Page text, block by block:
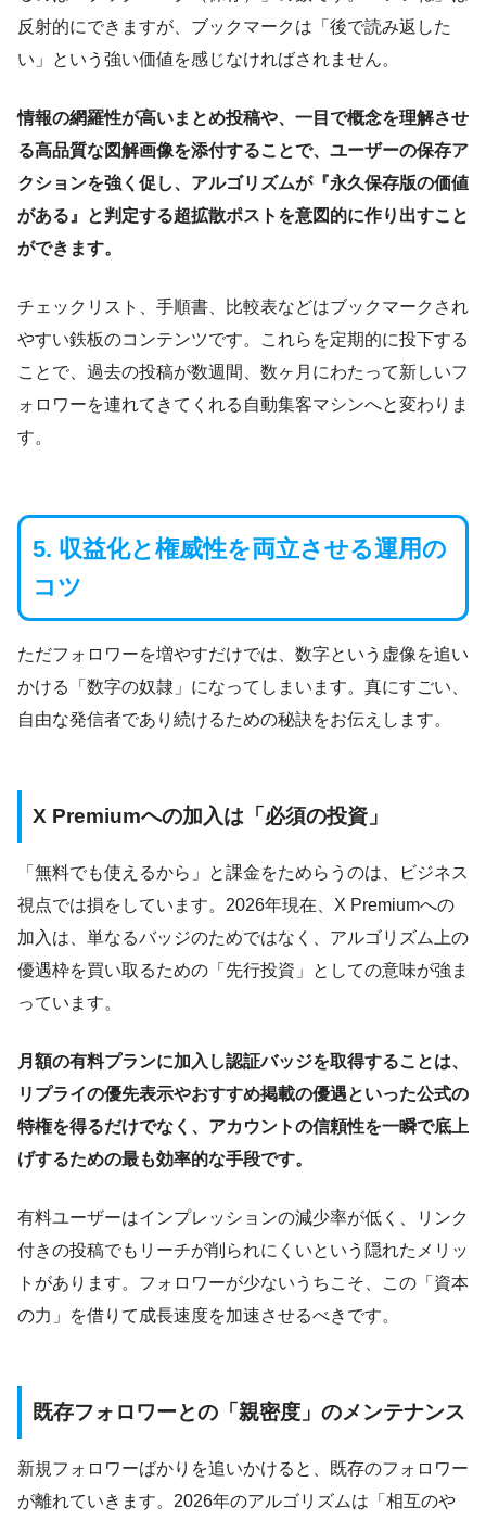
反射的にできますが、ブックマークは「後で読み返した
い」という強い価値を感じなければされません。
情報の網羅性が高いまとめ投稿や、一目で概念を理解させ
る高品質な図解画像を添付することで、ユーザーの保存ア
クションを強く促し、アルゴリズムが『永久保存版の価値
がある』と判定する超拡散ポストを意図的に作り出すこと
ができます。
チェックリスト、手順書、比較表などはブックマークされ
やすい鉄板のコンテンツです。これらを定期的に投下する
ことで、過去の投稿が数週間、数ヶ月にわたって新しいフ
ォロワーを連れてきてくれる自動集客マシンへと変わりま
す。
5. 収益化と権威性を両立させる運用の
コツ
ただフォロワーを増やすだけでは、数字という虚像を追い
かける「数字の奴隷」になってしまいます。真にすごい、
自由な発信者であり続けるための秘訣をお伝えします。
X Premiumへの加入は「必須の投資」
「無料でも使えるから」と課金をためらうのは、ビジネス
視点では損をしています。2026年現在、X Premiumへの
加入は、単なるバッジのためではなく、アルゴリズム上の
優遇枠を買い取るための「先行投資」としての意味が強ま
っています。
月額の有料プランに加入し認証バッジを取得することは、
リプライの優先表示やおすすめ掲載の優遇といった公式の
特権を得るだけでなく、アカウントの信頼性を一瞬で底上
げするための最も効率的な手段です。
有料ユーザーはインプレッションの減少率が低く、リンク
付きの投稿でもリーチが削られにくいという隠れたメリッ
トがあります。フォロワーが少ないうちこそ、この「資本
の力」を借りて成長速度を加速させるべきです。
既存フォロワーとの「親密度」のメンテナンス
新規フォロワーばかりを追いかけると、既存のフォロワー
が離れていきます。2026年のアルゴリズムは「相互のや